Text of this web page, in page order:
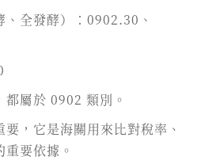
全發酵）：0902.30、
屬於 0902 類別。
，它是海關用來比對稅率、
要依據。